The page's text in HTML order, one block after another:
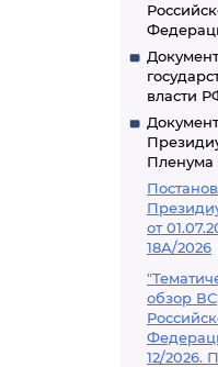
власти
от
18А/2026
обзор ВС
12/2026.